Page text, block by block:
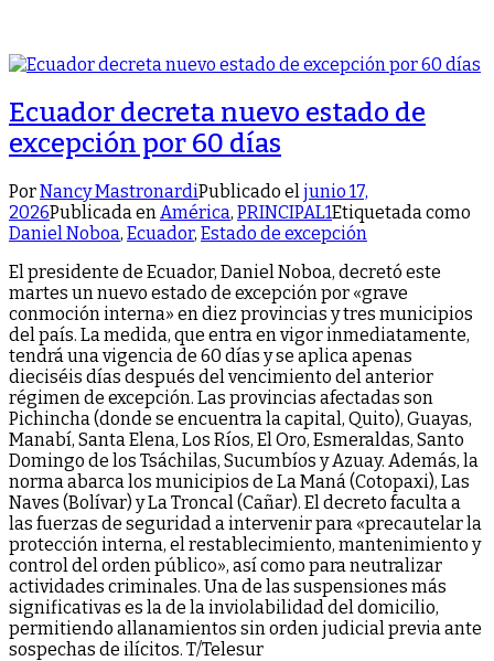
Ecuador decreta nuevo estado de
excepción por 60 días
PorNancy MastronardiPublicado el junio 17,
2026Publicada en América, PRINCIPAL1Etiquetada como
Daniel Noboa, Ecuador, Estado de excepción
El presidente de Ecuador, Daniel Noboa, decretó este
martes un nuevo estado de excepción por «grave
conmoción interna» en diez provincias y tres municipios
del país. La medida, que entra en vigor inmediatamente,
tendrá una vigencia de 60 días y se aplica apenas
dieciséis días después del vencimiento del anterior
régimen de excepción. Las provincias afectadas son
Pichincha (donde se encuentra la capital, Quito), Guayas,
Manabí, Santa Elena, Los Ríos, El Oro, Esmeraldas, Santo
Domingo de los Tsáchilas, Sucumbíos y Azuay. Además, la
norma abarca los municipios de La Maná (Cotopaxi), Las
Naves (Bolívar) y La Troncal (Cañar). El decreto faculta a
las fuerzas de seguridad a intervenir para «precautelar la
protección interna, el restablecimiento, mantenimiento y
control del orden público», así como para neutralizar
actividades criminales. Una de las suspensiones más
significativas es la de la inviolabilidad del domicilio,
permitiendo allanamientos sin orden judicial previa ante
sospechas de ilícitos. T/Telesur